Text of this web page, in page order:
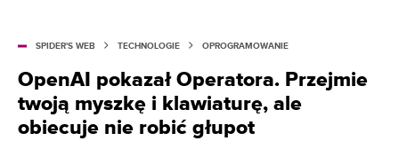
SPIDER'S WEB TECHNOLOGIE OPROGRAMOWANIE
OpenAI pokazał Operatora. Przejmie
twoją myszkę i klawiaturę, ale
obiecuje nie robić głupot